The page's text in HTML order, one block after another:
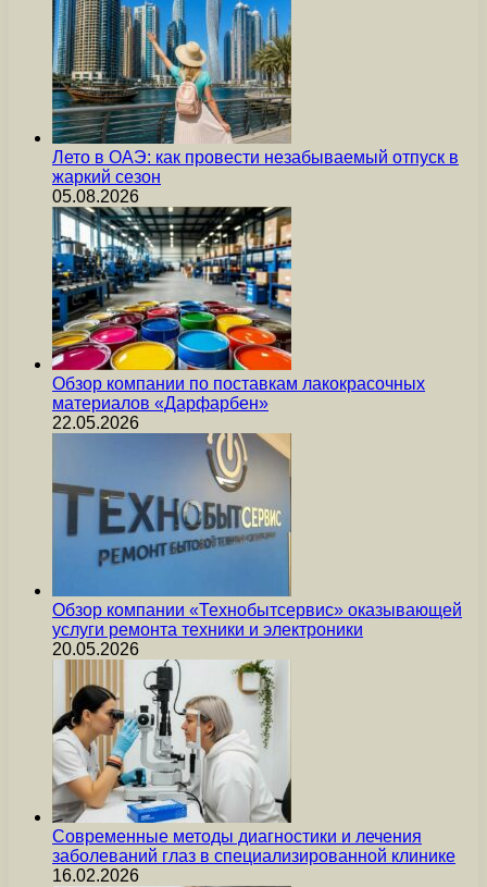
Лето в ОАЭ: как провести незабываемый отпуск в
жаркий сезон
05.08.2026
Обзор компании по поставкам лакокрасочных
материалов «Дарфарбен»
22.05.2026
Обзор компании «Технобытсервис» оказывающей
услуги ремонта техники и электроники
20.05.2026
Современные методы диагностики и лечения
заболеваний глаз в специализированной клинике
16.02.2026